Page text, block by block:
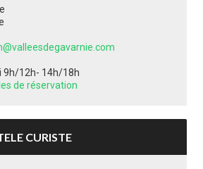
9h/12h- 14h/18h
de réservation
CURISTE